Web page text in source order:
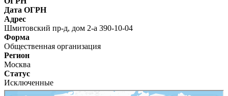
Дата ОГРН
Адрес
Шмитовский пр-д, дом 2-а 390-10-04
Форма
Общественная организация
Регион
Москва
Статус
Исключенные